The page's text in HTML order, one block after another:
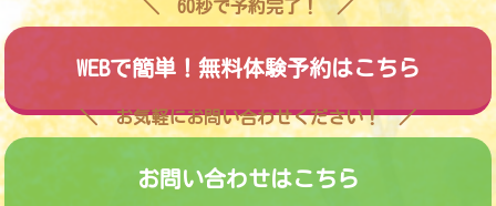
60秒で予約完了！
WEBで簡単！無料体験予約はこちら
お気軽にお問い合わせください！
お問い合わせはこちら